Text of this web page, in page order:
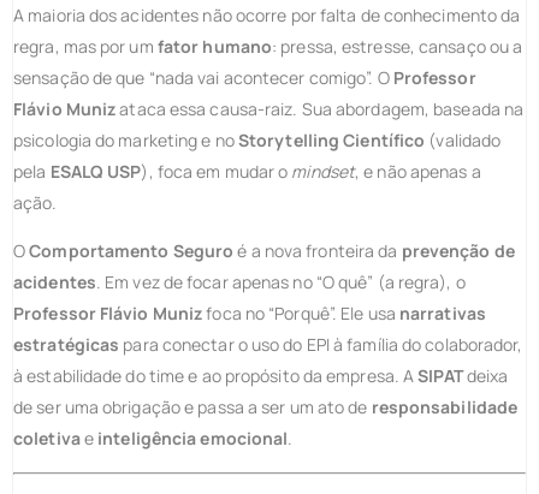
A maioria dos acidentes não ocorre por falta de conhecimento da
regra, mas por um fator humano: pressa, estresse, cansaço ou a
sensação de que “nada vai acontecer comigo”. O Professor
Flávio Munizataca essa causa-raiz. Sua abordagem, baseada na
psicologia do marketing e noStorytelling Científico (validado
pela ESALQ USP), foca em mudar o mindset, e não apenas a
ação.
OComportamento Seguro é a nova fronteira da prevenção de
acidentes. Em vez de focar apenas no “O quê” (a regra), o
Professor Flávio Munizfoca no “Porquê”. Ele usa narrativas
estratégicas para conectar o uso do EPI à família do colaborador,
à estabilidade do time e ao propósito da empresa. ASIPATdeixa
de ser uma obrigação e passa a ser um ato de responsabilidade
coletivae inteligência emocional.